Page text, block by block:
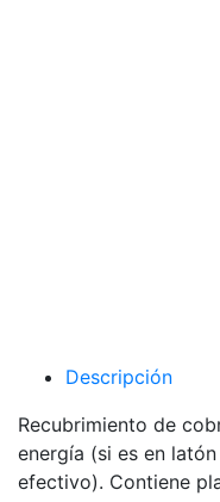
Descripción
Recubrimiento de
energía (si es en
efectivo). Contiene